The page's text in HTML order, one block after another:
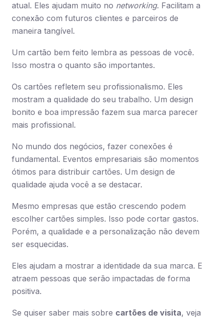
atual. Eles ajudam muito no networking. Facilitam a
conexão com futuros clientes e parceiros de
maneira tangível.
Um cartão bem feito lembra as pessoas de você.
Isso mostra o quanto são importantes.
Os cartões refletem seu profissionalismo. Eles
mostram a qualidade do seu trabalho. Um design
bonito e boa impressão fazem sua marca parecer
mais profissional.
No mundo dos negócios, fazer conexões é
fundamental. Eventos empresariais são momentos
ótimos para distribuir cartões. Um design de
qualidade ajuda você a se destacar.
Mesmo empresas que estão crescendo podem
escolher cartões simples. Isso pode cortar gastos.
Porém, a qualidade e a personalização não devem
ser esquecidas.
Eles ajudam a mostrar a identidade da sua marca. E
atraem pessoas que serão impactadas de forma
positiva.
Se quiser saber mais sobre cartões de visita, veja